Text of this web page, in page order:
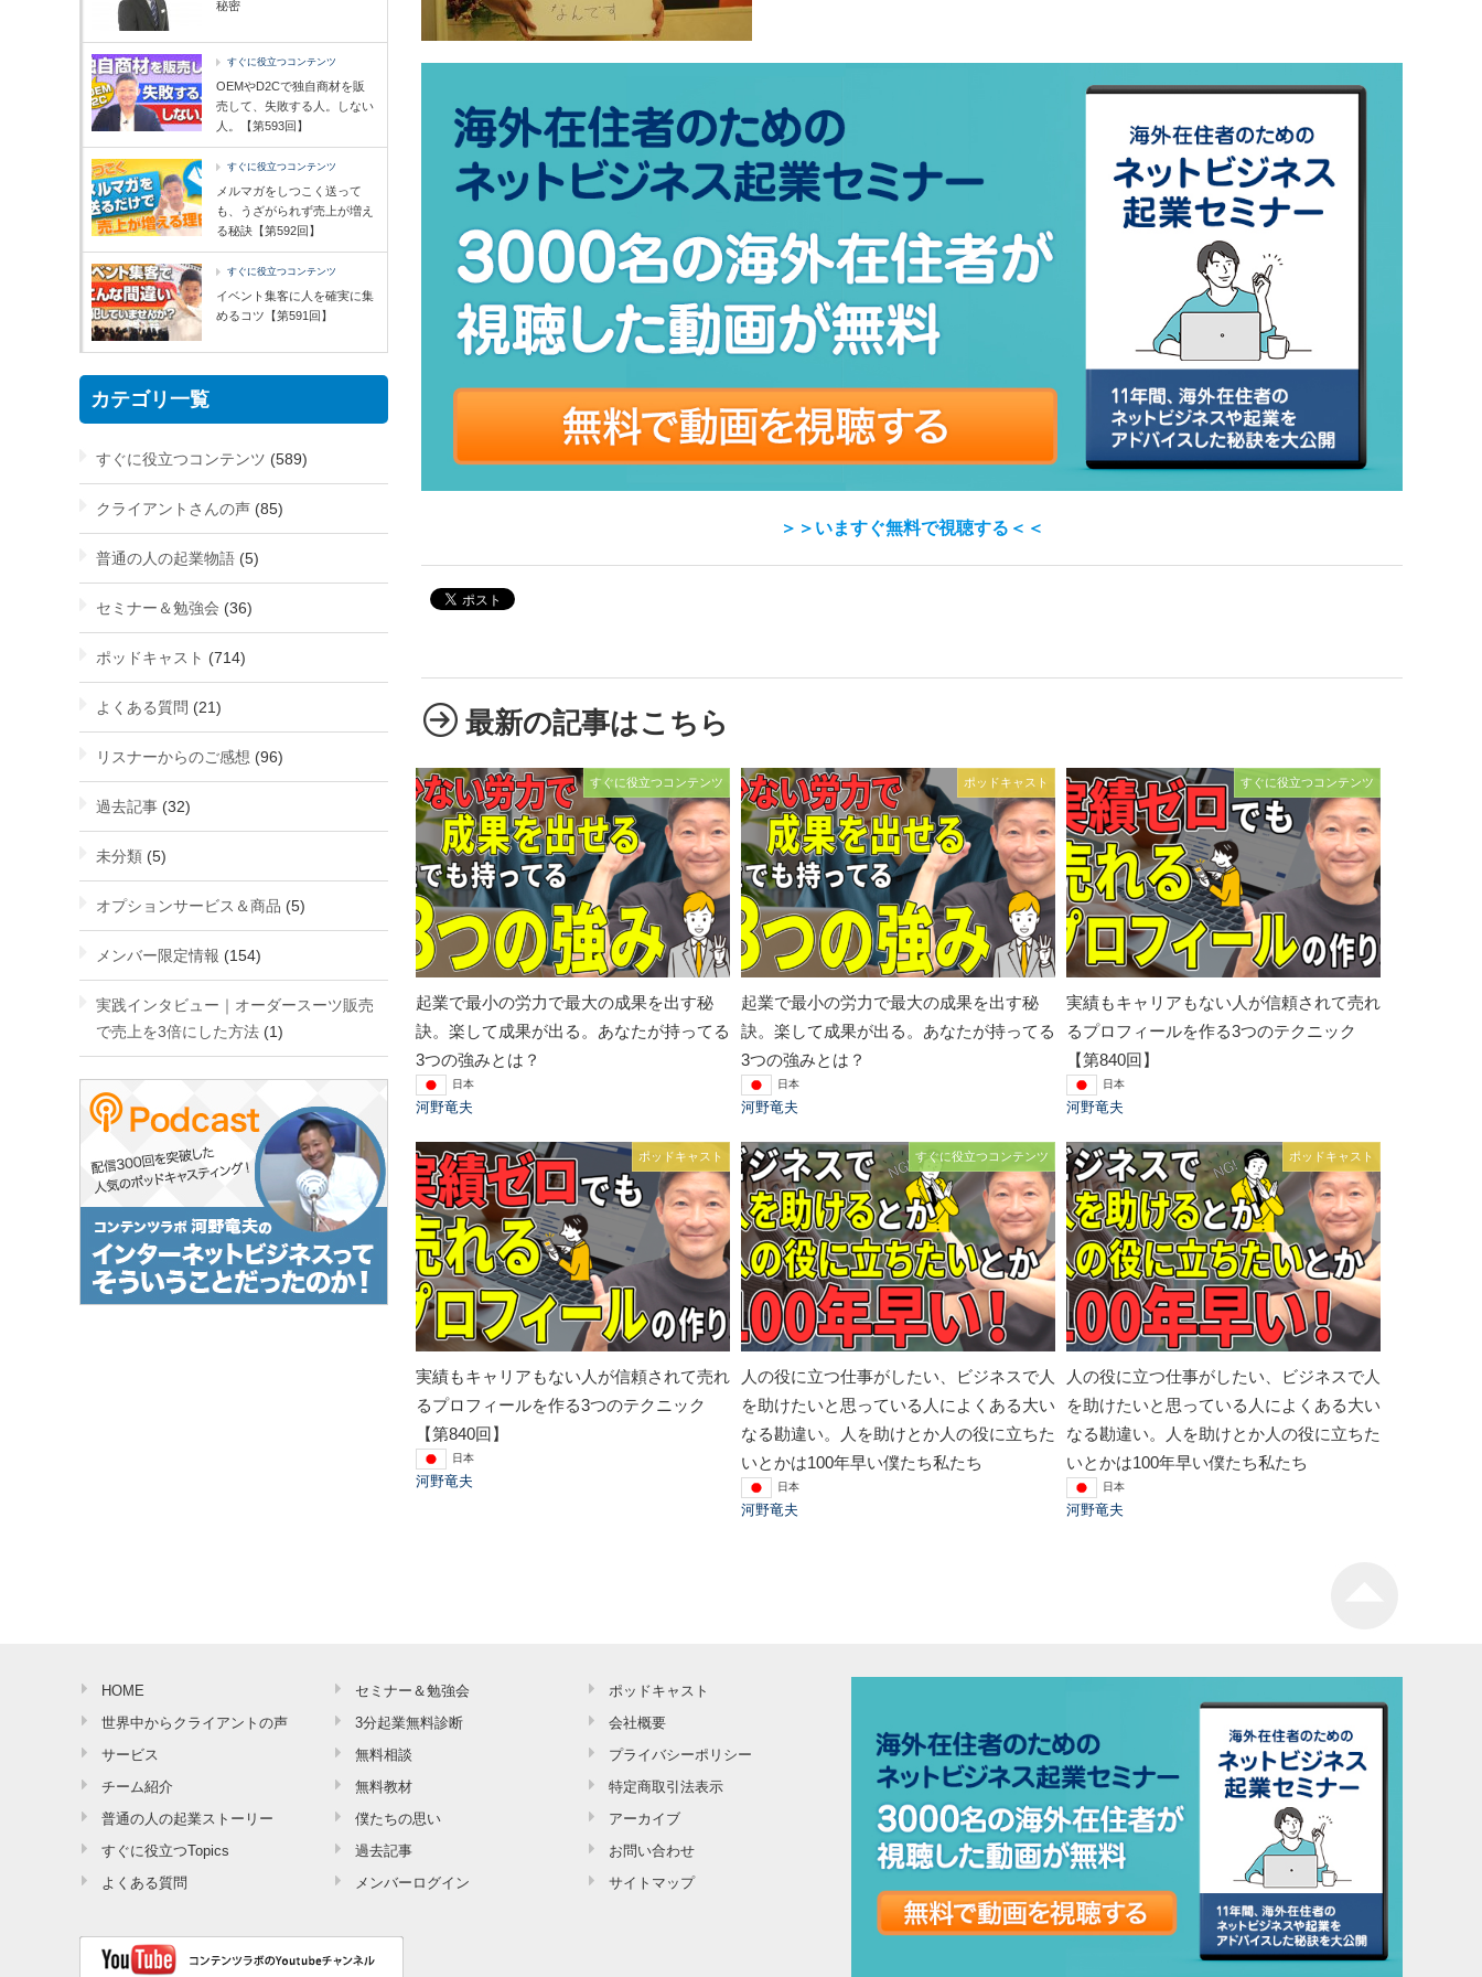
＞＞いますぐ無料で視聴する＜＜
最新の記事はこちら
すぐに役立つコンテンツ
起業で最小の労力で最大の成果を出す秘
訣。楽して成果が出る。あなたが持ってる
3つの強みとは？
日本
河野竜夫
ポッドキャスト
起業で最小の労力で最大の成果を出す秘
訣。楽して成果が出る。あなたが持ってる
3つの強みとは？
日本
河野竜夫
すぐに役立つコンテンツ
実績もキャリアもない人が信頼されて売れ
るプロフィールを作る3つのテクニック
【第840回】
日本
河野竜夫
ポッドキャスト
実績もキャリアもない人が信頼されて売れ
るプロフィールを作る3つのテクニック
【第840回】
日本
河野竜夫
すぐに役立つコンテンツ
人の役に立つ仕事がしたい、ビジネスで人
を助けたいと思っている人によくある大い
なる勘違い。人を助けとか人の役に立ちた
いとかは100年早い僕たち私たち
日本
河野竜夫
ポッドキャスト
人の役に立つ仕事がしたい、ビジネスで人
を助けたいと思っている人によくある大い
なる勘違い。人を助けとか人の役に立ちた
いとかは100年早い僕たち私たち
日本
河野竜夫
秘密
すぐに役立つコンテンツ
OEMやD2Cで独自商材を販
売して、失敗する人。しない
人。【第593回】
すぐに役立つコンテンツ
メルマガをしつこく送って
も、うざがられず売上が増え
る秘訣【第592回】
すぐに役立つコンテンツ
イベント集客に人を確実に集
めるコツ【第591回】
カテゴリ一覧
すぐに役立つコンテンツ (589)
クライアントさんの声 (85)
普通の人の起業物語 (5)
セミナー＆勉強会 (36)
ポッドキャスト (714)
よくある質問 (21)
リスナーからのご感想 (96)
過去記事 (32)
未分類 (5)
オプションサービス＆商品 (5)
メンバー限定情報 (154)
実践インタビュー｜オーダースーツ販売
で売上を3倍にした方法 (1)
HOME
世界中からクライアントの声
サービス
チーム紹介
普通の人の起業ストーリー
すぐに役立つTopics
よくある質問
セミナー＆勉強会
3分起業無料診断
無料相談
無料教材
僕たちの思い
過去記事
メンバーログイン
ポッドキャスト
会社概要
プライバシーポリシー
特定商取引法表示
アーカイブ
お問い合わせ
サイトマップ